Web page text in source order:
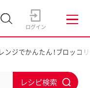
レンジでかんたん！ブロッコ